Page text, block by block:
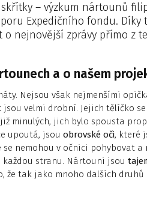
– výzkum nártounů
Expedičního fondu. Díky
nejnovější zprávy přímo z
a o našem
Nejsou však nejmenšími
velmi drobní. Jejich tělíčko se
minulých, jich bylo spousta
upoutá, jsou obrovské oči, které
se nemohou v očnici pohybovat
každou stranu. Nártouni jsou
že tak jako mnoho dalších druhů